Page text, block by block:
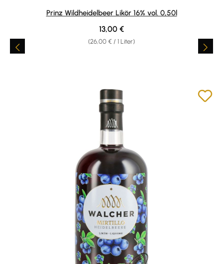
Durchschnittliche Bewertung von 4.89 von 5 Sternen
Prinz Wildheidelbeer Likör 16% vol. 0,50l
(26,00 € / 1 Liter)
Regulärer Preis:
13,00 €